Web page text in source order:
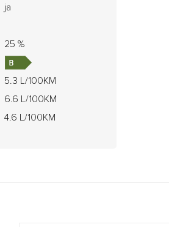
ja
25 %
5.3 L/100KM
6.6 L/100KM
4.6 L/100KM